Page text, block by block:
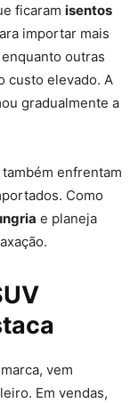
ficaram isentos
importar mais
enquanto outras
custo elevado. A
gradualmente a
enfrentam
Como
e planeja
vem
Em vendas,